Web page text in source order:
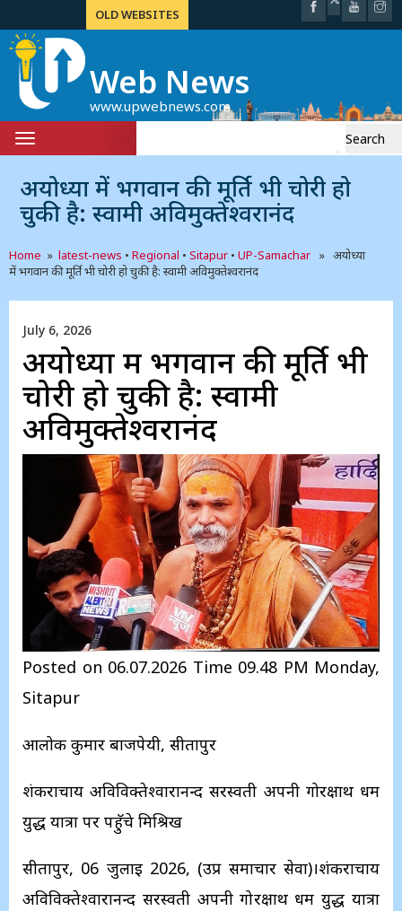
OLD WEBSITES
Web News
www.upwebnews.com
Toggle
navigation
अयोध्या में भगवान की मूर्ति भी चोरी हो
चुकी है: स्वामी अविमुक्तेश्वरानंद
Home » latest-news • Regional • Sitapur • UP-Samachar » अयोध्या
में भगवान की मूर्ति भी चोरी हो चुकी है: स्वामी अविमुक्तेश्वरानंद
July 6, 2026
अयोध्या में भगवान की मूर्ति भी
चोरी हो चुकी है: स्वामी
अविमुक्तेश्वरानंद
Posted on 06.07.2026 Time 09.48 PM Monday,
Sitapur
आलोक कुमार बाजपेयी, सीतापुर
शंकराचार्य अविविक्‍तेश्‍वारानन्‍द सरस्‍वती अपनी गोरक्षार्थ धर्म
युद्ध यात्रा पर पहॅुचे मिश्रिख
सीतापुर, 06 जुलाई 2026, (उप्र समाचार सेवा)।शंकराचार्य
अविविक्‍तेश्‍वारानन्‍द सरस्‍वती अपनी गोरक्षार्थ धर्म युद्ध यात्रा